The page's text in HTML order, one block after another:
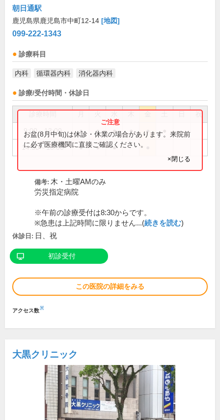
朝日通駅
鹿児島県鹿児島市中町12-14 [地図]
099-222-1343
診療科目
内科 循環器内科 消化器内科
診療/受付時間・休診日
祝
9:00～13:00 ● ● ● ● ●
14:30～18:00 ● ● ●
お盆(8月中旬)は休診・休業の場合があります。来院前
に必ず医療機関に直接ご確認ください。
×閉じる
備考: 木・土曜AMのみ
労災指定病院
※午前の診療受付は8:30からです。
※急患は上記時間に限りません...(続きを読む)
休診日: 日、祝
初診受付
この医院の詳細をみる
アクセス数※
大黒クリニック